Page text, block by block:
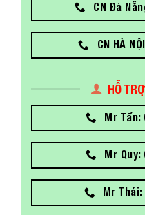
CN Đà
CN HÀ
HỖ
Mr Tấn:
Mr Quy:
Mr Thái: